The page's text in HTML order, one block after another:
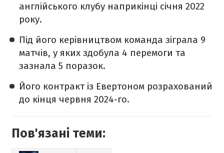
англійського клубу наприкінці січня 2022
року.
Під його керівництвом команда зіграла 9
матчів, у яких здобула 4 перемоги та
зазнала 5 поразок.
Його контракт із Евертоном розрахований
до кінця червня 2024-го.
Пов'язані теми: